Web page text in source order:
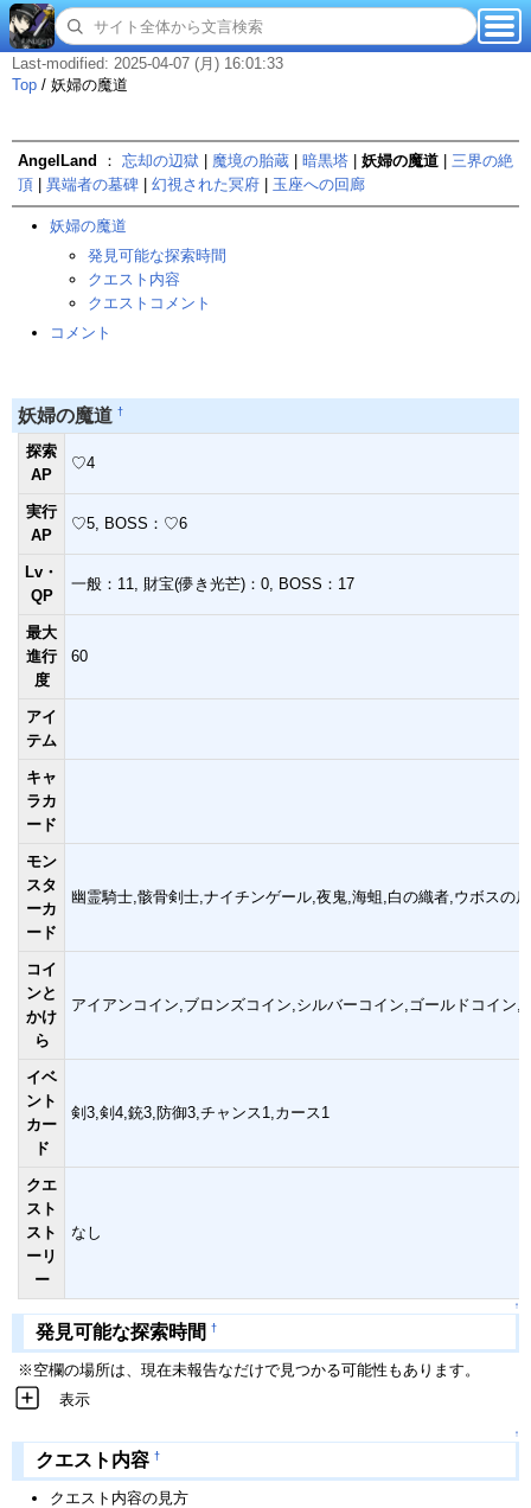
Last-modified: 2025-04-07 (月) 16:01:33
Top / 妖婦の魔道
AngelLand ： 忘却の辺獄 魔境の胎蔵 暗黒塔 妖婦の魔道
三界の絶
頂
異端者の墓碑 幻視された冥府 玉座への回廊
妖婦の魔道
発見可能な探索時間
クエスト内容
クエストコメント
コメント
妖婦の魔道 †
探索
AP
♡4
実行
AP
♡5, BOSS：♡6
Lv・
QP
一般：11, 財宝(儚き光芒)：0, BOSS：17
最大
進行
度
60
アイ
テム
キャ
ラカ
ード
モン
スタ
ーカ
ード
幽霊騎士,骸骨剣士,ナイチンゲール,夜鬼,海蛆,白の織者,ウボスの
コイ
ンと
かけ
ら
アイアンコイン,ブロンズコイン,シルバーコイン,ゴールドコイン,
イベ
ント
カー
ド
剣3,剣4,銃3,防御3,チャンス1,カース1
クエ
スト
スト
ーリ
ー
なし
↑
発見可能な探索時間 †
※空欄の場所は、現在未報告なだけで見つかる可能性もあります。
表示
↑
クエスト内容 †
クエスト内容の見方